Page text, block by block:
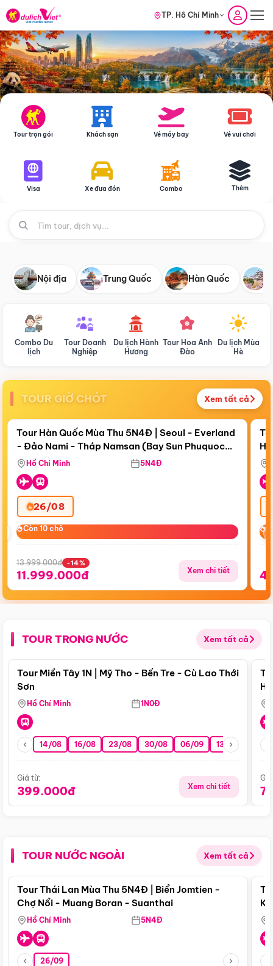
TP. Hồ Chí Minh
Tour trọn gói Khách sạn Vé máy bay Vé vui chơi
Visa Xe đưa đón Combo Thêm
Nội địa Trung Quốc Hàn Quốc
Combo Du
lịch
Tour Doanh
Nghiệp
Du lịch Hành
Hương
Tour Hoa Anh
Đào
Du lịch Mùa
Hè
TOUR GIỜ CHÓT Xem tất cả
Còn19 ngày 00:11:35
Điểm nổi bật
Tour Hàn Quốc Mùa Thu 5N4Đ | Seoul - Everland
- Đảo Nami - Tháp Namsan (Bay Sun Phuquoc
Airways)
Hồ Chí Minh 5N4Đ
26/08
Còn 10 chỗ
Còn 10 chỗ
13.999.000đ -14%
11.999.000đ Xem chi tiết
TOUR TRONG NƯỚC Xem tất cả
Điểm nổi bật
Tour Miền Tây 1N | Mỹ Tho - Bến Tre - Cù Lao Thới
Sơn
Hồ Chí Minh 1N0Đ
14/08 16/08 23/08 30/08 06/09 13/09 20/09
Giá từ:
399.000đ Xem chi tiết
TOUR NƯỚC NGOÀI Xem tất cả
Điểm nổi bật
Tour Thái Lan Mùa Thu 5N4Đ | Biển Jomtien -
Chợ Nổi - Muang Boran - Suanthai
Hồ Chí Minh 5N4Đ
26/09